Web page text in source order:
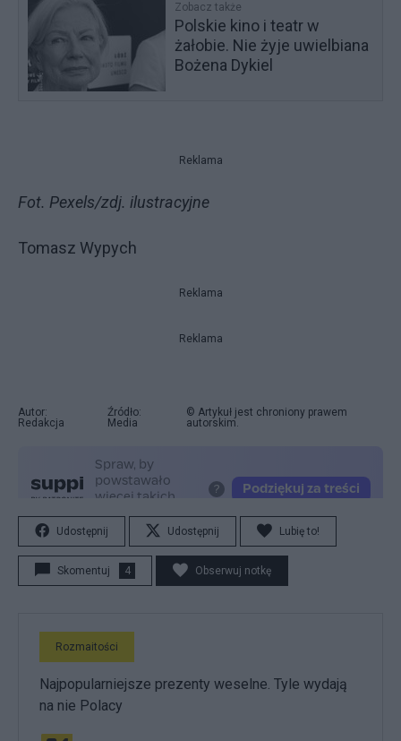
Zobacz także
Polskie kino i teatr w
żałobie. Nie żyje uwielbiana
Bożena Dykiel
Reklama
Fot. Pexels/zdj. ilustracyjne
Tomasz Wypych
Reklama
Reklama
Autor:
Redakcja
Źródło:
Media
© Artykuł jest chroniony prawem
autorskim.
Udostępnij Udostępnij Lubię to!
Skomentuj 4 Obserwuj notkę
Rozmaitości
Najpopularniejsze prezenty weselne. Tyle wydają
na nie Polacy